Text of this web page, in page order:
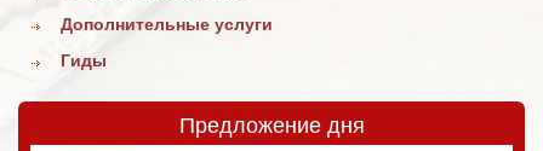
Дополнительные услуги
Гиды
Предложение дня